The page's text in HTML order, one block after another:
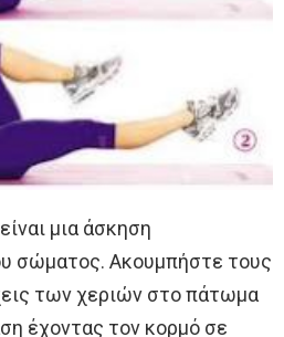
μια άσκηση
σώματος. Ακουμπήστε τους
των χεριών στο πάτωμα
έχοντας τον κορμό σε